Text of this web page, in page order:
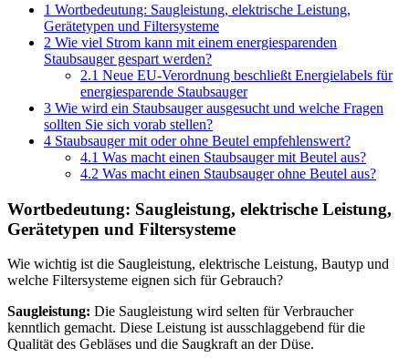
1 Wortbedeutung: Saugleistung, elektrische Leistung,
Gerätetypen und Filtersysteme
2 Wie viel Strom kann mit einem energiesparenden
Staubsauger gespart werden?
2.1 Neue EU-Verordnung beschließt Energielabels für
energiesparende Staubsauger
3 Wie wird ein Staubsauger ausgesucht und welche Fragen
sollten Sie sich vorab stellen?
4 Staubsauger mit oder ohne Beutel empfehlenswert?
4.1 Was macht einen Staubsauger mit Beutel aus?
4.2 Was macht einen Staubsauger ohne Beutel aus?
Wortbedeutung: Saugleistung, elektrische Leistung,
Gerätetypen und Filtersysteme
Wie wichtig ist die Saugleistung, elektrische Leistung, Bautyp und
welche Filtersysteme eignen sich für Gebrauch?
Saugleistung: Die Saugleistung wird selten für Verbraucher
kenntlich gemacht. Diese Leistung ist ausschlaggebend für die
Qualität des Gebläses und die Saugkraft an der Düse.